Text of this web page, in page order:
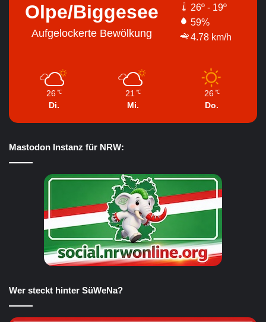
Olpe/Biggesee
Aufgelockerte Bewölkung
26º - 19º
59%
4.78 km/h
26 ℃
Di.
21 ℃
Mi.
26 ℃
Do.
Mastodon Instanz für NRW:
Wer steckt hinter SüWeNa?